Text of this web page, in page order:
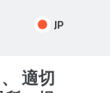
JP
適切